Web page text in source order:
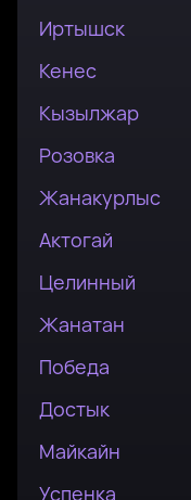
Иртышск
Кенес
Кызылжар
Розовка
Жанакурлыс
Актогай
Целинный
Жанатан
Победа
Достык
Майкайн
Успенка